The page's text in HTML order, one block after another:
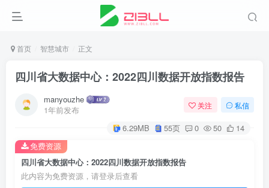
首页 智慧城市 正文
四川省大数据中心：2022四川数据开放指数报告
manyouzhe
1年前发布
关注 私信
6.29MB 55页 0 50 14
四川省大数据中心：2022四川数据开放指数报告
此内容为免费资源，请登录后查看
免费资源